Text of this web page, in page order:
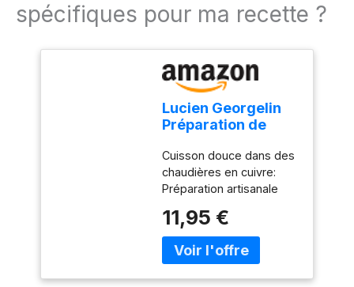
spécifiques pour ma recette ?
Lucien Georgelin
Préparation de
3 pots de 320g
Cuisson douce dans des
chaudières en cuivre:
Préparation artisanale
traditionnelles pour
préserver la saveur
authentique des fruits
11,95 €